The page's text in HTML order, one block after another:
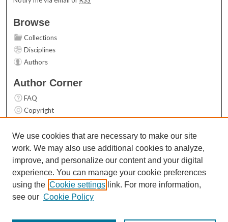
Browse
Collections
Disciplines
Authors
Author Corner
FAQ
Copyright
Contact Us
Links
Top 10 Downloads (All time)
Activity by year
We use cookies that are necessary to make our site
work. We may also use additional cookies to analyze,
improve, and personalize our content and your digital
experience. You can manage your cookie preferences
using the Cookie settings link. For more information,
see our Cookie Policy